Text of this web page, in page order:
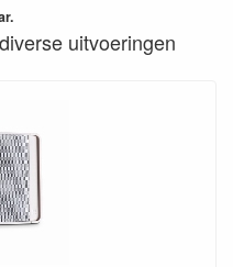
uitvoeringen